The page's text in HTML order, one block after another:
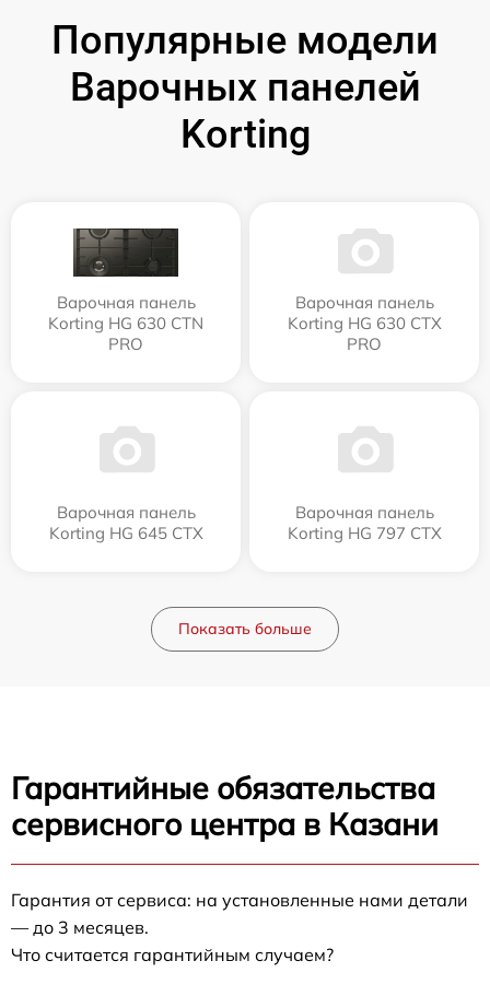
Популярные модели
Варочных панелей
Korting
Варочная панель
Korting HG 630 CTN
PRO
Варочная панель
Korting HG 630 CTX
PRO
Варочная панель
Korting HG 645 CTX
Варочная панель
Korting HG 797 CTX
Показать больше
Гарантийные обязательства
сервисного центра в Казани
Гарантия от сервиса: на установленные нами детали
— до 3 месяцев.
Что считается гарантийным случаем?